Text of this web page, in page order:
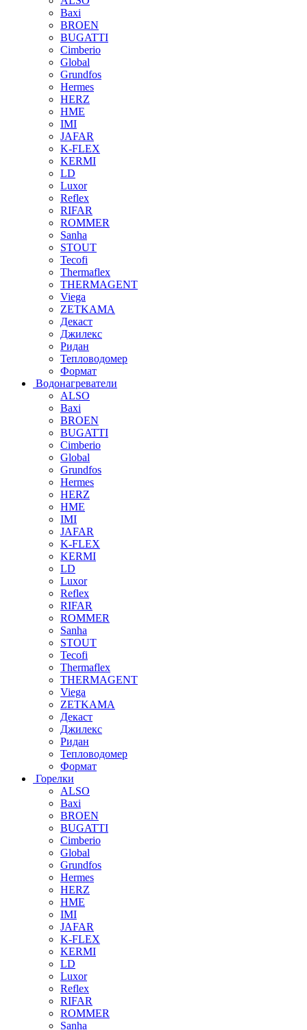
Baxi
BROEN
BUGATTI
Cimberio
Global
Grundfos
Hermes
HERZ
HME
IMI
JAFAR
K-FLEX
KERMI
LD
Luxor
Reflex
RIFAR
ROMMER
Sanha
STOUT
Tecofi
Thermaflex
THERMAGENT
Viega
ZETKAMA
Декаст
Джилекс
Ридан
Тепловодомер
Формат
Водонагреватели
ALSO
Baxi
BROEN
BUGATTI
Cimberio
Global
Grundfos
Hermes
HERZ
HME
IMI
JAFAR
K-FLEX
KERMI
LD
Luxor
Reflex
RIFAR
ROMMER
Sanha
STOUT
Tecofi
Thermaflex
THERMAGENT
Viega
ZETKAMA
Декаст
Джилекс
Ридан
Тепловодомер
Формат
Горелки
ALSO
Baxi
BROEN
BUGATTI
Cimberio
Global
Grundfos
Hermes
HERZ
HME
IMI
JAFAR
K-FLEX
KERMI
LD
Luxor
Reflex
RIFAR
ROMMER
Sanha